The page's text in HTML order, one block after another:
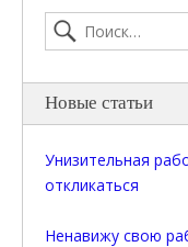
Новые статьи
Унизительная
откликаться
Ненавижу свою